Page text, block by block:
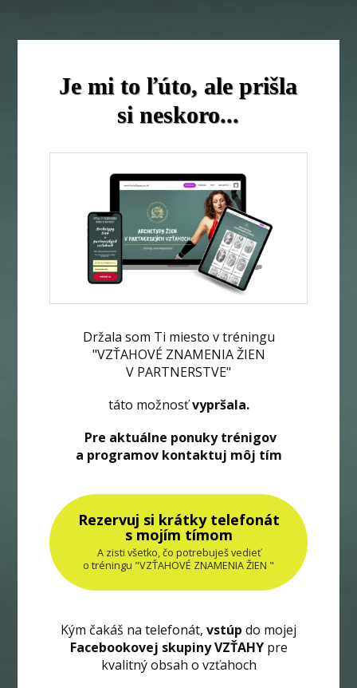
Je mi to ľúto, ale prišla
si neskoro...
Držala som Ti miesto v tréningu
"VZŤAHOVÉ ZNAMENIA ŽIEN
V PARTNERSTVE"
táto možnosťvypršala.
Pre aktuálne ponuky trénigov
a programov kontaktuj môj tím
Rezervuj si krátky telefonát
s mojím tímom
A zisti všetko, čo potrebuješ vedieť
o tréningu "VZŤAHOVÉ ZNAMENIA ŽIEN "
Kým čakáš na telefonát, vstúp do mojej
Facebookovej skupiny VZŤAHY pre
kvalitný obsah o vzťahoch